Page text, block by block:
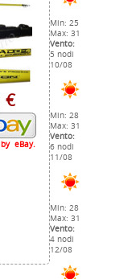
€
eBay.
Min: 25
Max: 31
Vento:
5 nodi
10/08
Min: 28
Max: 31
Vento:
6 nodi
11/08
Min: 28
Max: 31
Vento:
4 nodi
12/08